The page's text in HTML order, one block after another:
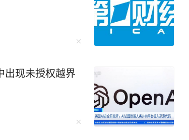
养更多的“芯片大脑”。 李柘远成长
绩没人管也一塌糊涂。好在外公的悉心教
新对知识点进行梳理、总结，更关键的
，同时刺激视觉和听觉，很快就记住了。
汇音频，直到自己睡去。通过这样的方
出现未授权越界